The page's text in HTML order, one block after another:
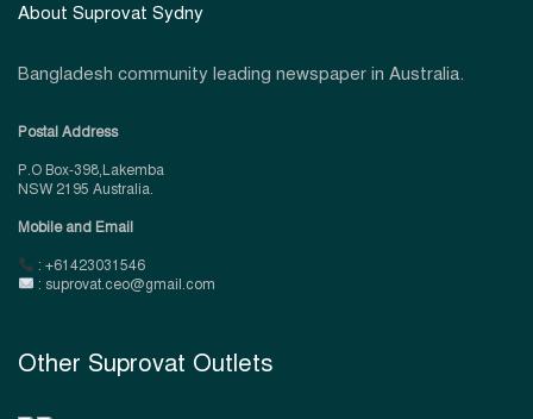
About Suprovat Sydny
Bangladesh community leading newspaper in Australia.
Postal Address
P.O Box-398,Lakemba
NSW 2195 Australia.
Mobile and Email
: +61423031546
: suprovat.ceo@gmail.com
Other Suprovat Outlets